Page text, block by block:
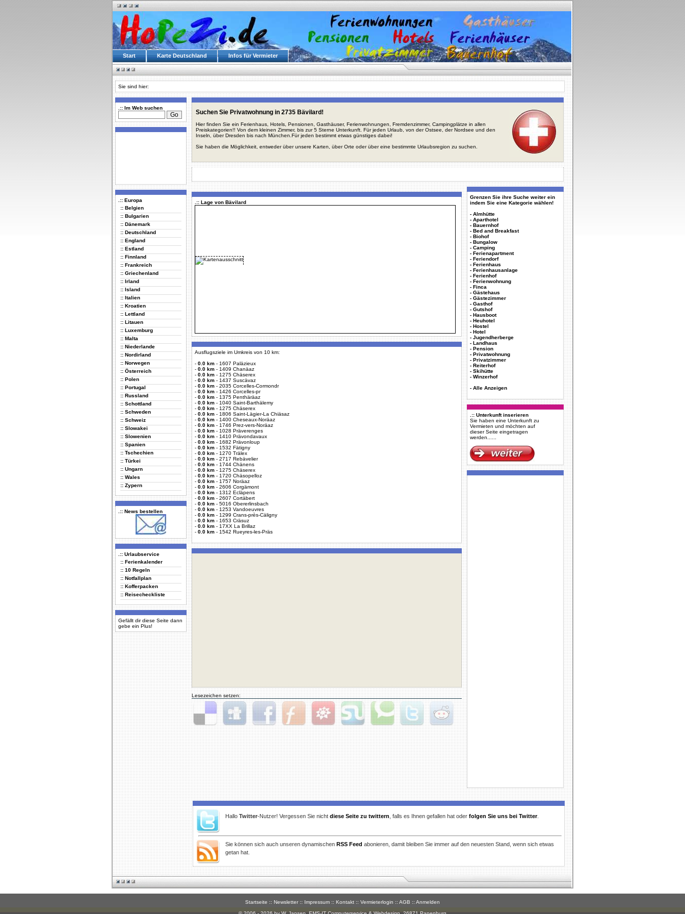
Start Karte Deutschland Infos für Vermieter
Sie sind hier:
.:: Im Web suchen
.:: Europa
:: Belgien
:: Bulgarien
:: Dänemark
:: Deutschland
:: England
:: Estland
:: Finnland
:: Frankreich
:: Griechenland
:: Irland
:: Island
:: Italien
:: Kroatien
:: Lettland
:: Litauen
:: Luxemburg
:: Malta
:: Niederlande
:: Nordirland
:: Norwegen
:: Österreich
:: Polen
:: Portugal
:: Russland
:: Schottland
:: Schweden
:: Schweiz
:: Slowakei
:: Slowenien
:: Spanien
:: Tschechien
:: Türkei
:: Ungarn
:: Wales
:: Zypern
.:: News bestellen
.:: Urlaubservice
:: Ferienkalender
:: 10 Regeln
:: Notfallplan
:: Kofferpacken
:: Reisecheckliste
Gefällt dir diese Seite dann
gebe ein Plus!
Suchen Sie Privatwohnung in 2735 Bävilard!
Hier finden Sie ein Ferienhaus, Hotels, Pensionen, Gasthäuser, Ferienwohnungen, Fremdenzimmer, Campingplätze in allen
Preiskategorien!! Von dem kleinen Zimmer, bis zur 5 Sterne Unterkunft. Für jeden Urlaub, von der Ostsee, der Nordsee und den
Inseln, über Dresden bis nach München.Für jeden bestimmt etwas günstiges dabei!
Sie haben die Möglichkeit, entweder über unsere Karten, über Orte oder über eine bestimmte Urlaubsregion zu suchen.
.:: Lage von Bävilard
Ausflugsziele im Umkreis von 10 km:
- 0.0 km - 1607 Paläzieux
- 0.0 km - 1409 Chanäaz
- 0.0 km - 1275 Chäserex
- 0.0 km - 1437 Suscävaz
- 0.0 km - 2035 Corcelles-Cormondr
- 0.0 km - 1426 Corcelles-pr
- 0.0 km - 1375 Penthäräaz
- 0.0 km - 1040 Saint-Barthälemy
- 0.0 km - 1275 Chäserex
- 0.0 km - 1806 Saint-Lägier-La Chiäsaz
- 0.0 km - 1400 Cheseaux-Noräaz
- 0.0 km - 1746 Prez-vers-Noräaz
- 0.0 km - 1028 Präverenges
- 0.0 km - 1410 Prävondavaux
- 0.0 km - 1682 Prävonloup
- 0.0 km - 1532 Fätigny
- 0.0 km - 1270 Trälex
- 0.0 km - 2717 Rebävelier
- 0.0 km - 1744 Chänens
- 0.0 km - 1275 Chäserex
- 0.0 km - 1720 Chäsopelloz
- 0.0 km - 1757 Noräaz
- 0.0 km - 2606 Corgämont
- 0.0 km - 1312 Ecläpens
- 0.0 km - 2607 Cortäbert
- 0.0 km - 5016 Obererlinsbach
- 0.0 km - 1253 Vandoeuvres
- 0.0 km - 1299 Crans-près-Cäligny
- 0.0 km - 1653 Cräsuz
- 0.0 km - 17XX La Brillaz
- 0.0 km - 1542 Rueyres-les-Präs
Lesezeichen setzen:
Delicious Digg Facebook Furl StudiVZ StumbleUponTechnorati Twitter Reddit
Grenzen Sie ihre Suche weiter ein
indem Sie eine Kategorie wählen!
- Almhütte
- Aparthotel
- Bauernhof
- Bed and Breakfast
- Biohof
- Bungalow
- Camping
- Ferienapartment
- Feriendorf
- Ferienhaus
- Ferienhausanlage
- Ferienhof
- Ferienwohnung
- Finca
- Gästehaus
- Gästezimmer
- Gasthof
- Gutshof
- Hausboot
- Heuhotel
- Hostel
- Hotel
- Jugendherberge
- Landhaus
- Pension
- Privatwohnung
- Privatzimmer
- Reiterhof
- Skihütte
- Winzerhof
- Alle Anzeigen
.:: Unterkunft inserieren
Sie haben eine Unterkunft zu
Vermieten und möchten auf
dieser Seite eingetragen
werden......
Hallo Twitter-Nutzer! Vergessen Sie nicht diese Seite zu twittern , falls es Ihnen gefallen hat oder folgen Sie uns bei Twitter.
Sie können sich auch unseren dynamischen RSS Feed abonieren, damit bleiben Sie immer auf den neuesten Stand, wenn sich etwas
getan hat.
Startseite :: Newsletter :: Impressum :: Kontakt :: Vermieterlogin :: AGB :: Anmelden